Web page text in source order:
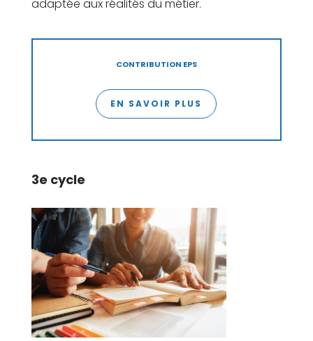
adaptée aux réalités du métier.
CONTRIBUTION EPS
EN SAVOIR PLUS
3e cycle